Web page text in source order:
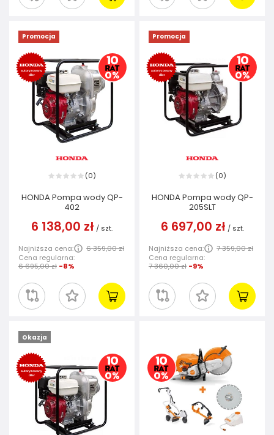
Promocja
(0)
HONDA Pompa wody QP-
402
6 138,00 zł / szt.
Najniższa cena:
6 359,00 zł
Cena regularna:
6 695,00 zł -8%
Promocja
(0)
HONDA Pompa wody QP-
205SLT
6 697,00 zł / szt.
Najniższa cena:
7 359,00 zł
Cena regularna:
7 360,00 zł -9%
Okazja